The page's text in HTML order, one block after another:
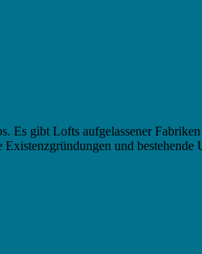
Es gibt Lofts aufgelassener
und bestehende